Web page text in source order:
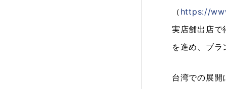
（ https://
実店舗出店で
を進め、ブラ
台湾での展開